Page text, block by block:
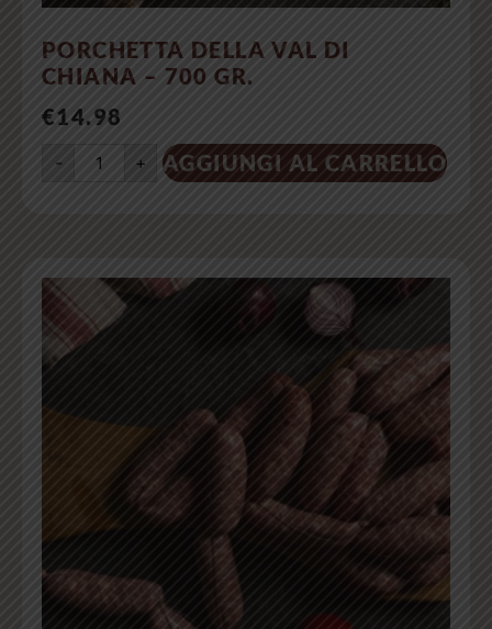
PORCHETTA DELLA VAL DI
CHIANA – 700 GR.
€14.98
- + AGGIUNGI AL CARRELLO